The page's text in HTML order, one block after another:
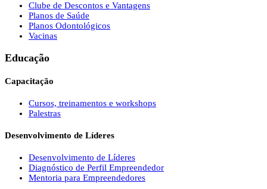
Clube de Descontos e Vantagens
Planos de Saúde
Planos Odontológicos
Vacinas
Educação
Capacitação
Cursos, treinamentos e workshops
Palestras
Desenvolvimento de Líderes
Desenvolvimento de Líderes
Diagnóstico de Perfil Empreendedor
Mentoria para Empreendedores